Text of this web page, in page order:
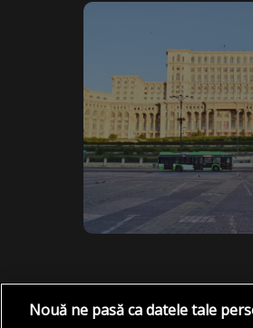
Nouă ne pasă ca datele tale